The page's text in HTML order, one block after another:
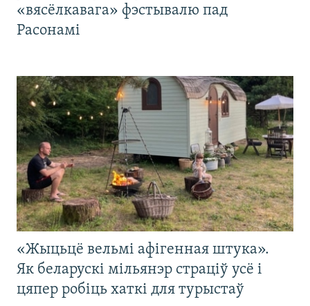
«вясёлкавага» фэстывалю пад
Расонамі
«Жыцьцё вельмі афігенная штука».
Як беларускі мільянэр страціў усё і
цяпер робіць хаткі для турыстаў